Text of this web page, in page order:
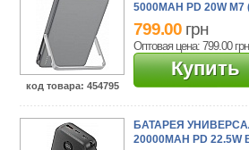
код товара: 454795
5000MAH PD 20W M7
799.00 грн
Оптовая цена: 799.00 грн
Купить
БАТАРЕЯ
20000MAH PD 22.5W